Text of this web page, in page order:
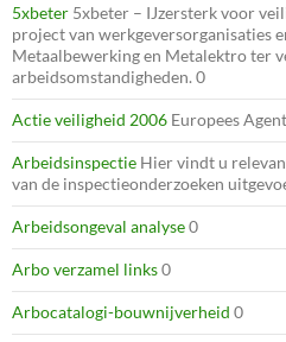
5xbeter 5xbeter – IJzersterk voor
project van werkgeversorganisaties
Metaalbewerking en Metalektro ter
arbeidsomstandigheden. 0
Actie veiligheid 2006 Europees
Arbeidsinspectie Hier vindt u
van de inspectieonderzoeken
Arbeidsongeval analyse0
Arbo verzamel links0
Arbocatalogi-bouwnijverheid 0